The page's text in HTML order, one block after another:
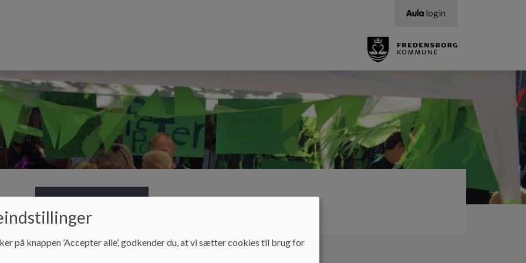
login
på knappen ’Accepter alle’, godkender du, at vi sætter cookies til brug for